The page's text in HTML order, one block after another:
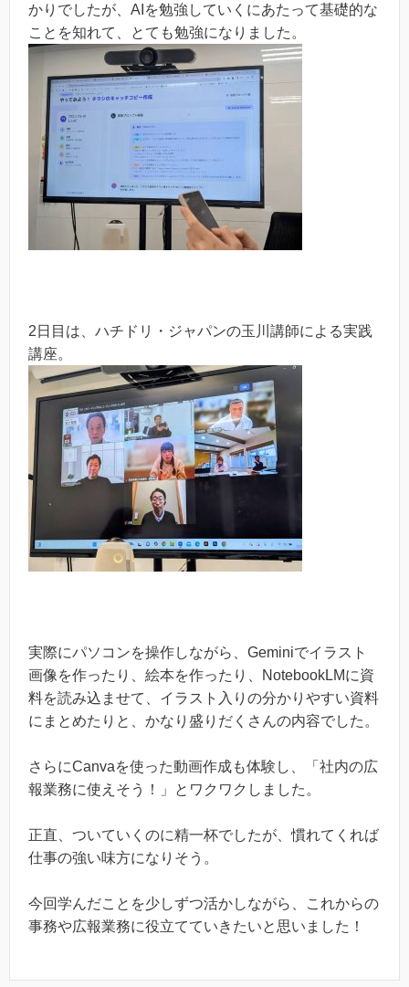
かりでしたが、AIを勉強していくにあたって基礎的な
ことを知れて、とても勉強になりました。
2日目は、ハチドリ・ジャパンの玉川講師による実践
講座。
実際にパソコンを操作しながら、Geminiでイラスト
画像を作ったり、絵本を作ったり、NotebookLMに資
料を読み込ませて、イラスト入りの分かりやすい資料
にまとめたりと、かなり盛りだくさんの内容でした。
さらにCanvaを使った動画作成も体験し、「社内の広
報業務に使えそう！」とワクワクしました。
正直、ついていくのに精一杯でしたが、慣れてくれば
仕事の強い味方になりそう。
今回学んだことを少しずつ活かしながら、これからの
事務や広報業務に役立てていきたいと思いました！